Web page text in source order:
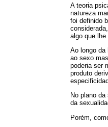
A teoria
natureza
foi definido
algo que
Ao longo da
ao sexo
poderia ser
produto
No plano
da
Porém,